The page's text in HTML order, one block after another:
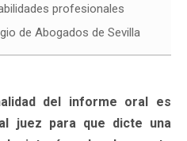
profesionales
de Abogados de Sevilla
del informe oral es
juez para que dicte una